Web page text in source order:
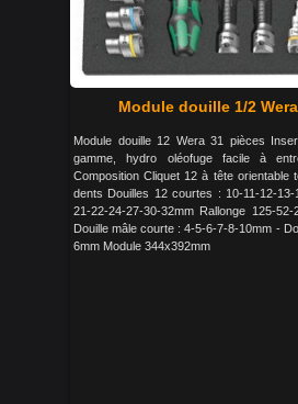
Module douille 1/2
Module douille 12 Wera 31 pièces
gamme, hydro oléofuge facile à
Composition Cliquet 12 à tête orientable
dents Douilles 12 courtes : 10-11-12-13-
21-22-24-27-30-32mm Rallonge 125-
Douille mâle courte : 4-5-6-7-8-10mm -
6mm Module 344x392mm